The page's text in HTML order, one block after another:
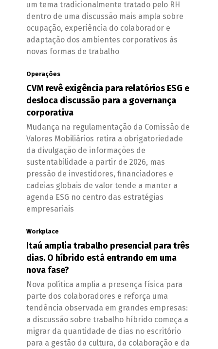
um tema tradicionalmente tratado pelo RH
dentro de uma discussão mais ampla sobre
ocupação, experiência do colaborador e
adaptação dos ambientes corporativos às
novas formas de trabalho
Operações
CVM revê exigência para relatórios ESG e
desloca discussão para a governança
corporativa
Mudança na regulamentação da Comissão de
Valores Mobiliários retira a obrigatoriedade
da divulgação de informações de
sustentabilidade a partir de 2026, mas
pressão de investidores, financiadores e
cadeias globais de valor tende a manter a
agenda ESG no centro das estratégias
empresariais
Workplace
Itaú amplia trabalho presencial para três
dias. O híbrido está entrando em uma
nova fase?
Nova política amplia a presença física para
parte dos colaboradores e reforça uma
tendência observada em grandes empresas:
a discussão sobre trabalho híbrido começa a
migrar da quantidade de dias no escritório
para a gestão da cultura, da colaboração e da